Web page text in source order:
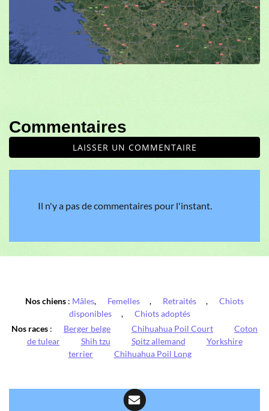
Commentaires
LAISSER UN COMMENTAIRE
Il n'y a pas de commentaires pour l'instant.
Nos chiens : Mâles, Femelles , Retraités ,
Chiots
disponibles
,
Chiots adoptés
Nos races : Berger belge Chihuahua Poil Court
Coton
de tulear
Shih tzu Spitz allemand
Yorkshire
terrier
Chihuahua Poil Long